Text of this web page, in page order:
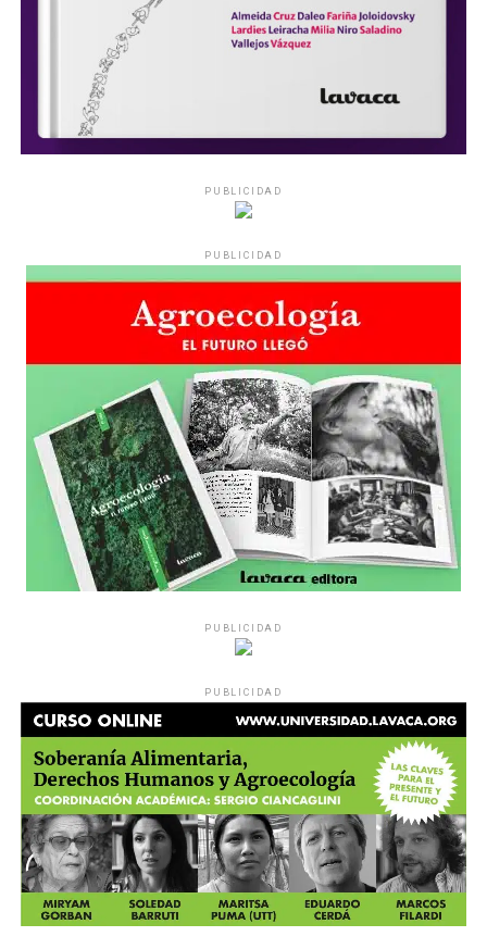
PUBLICIDAD
PUBLICIDAD
PUBLICIDAD
PUBLICIDAD